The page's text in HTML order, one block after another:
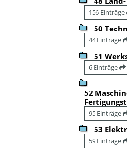
156 Einträge
50
44 Einträge
51
6 Einträge
52
95 Einträge
53
59 Einträge